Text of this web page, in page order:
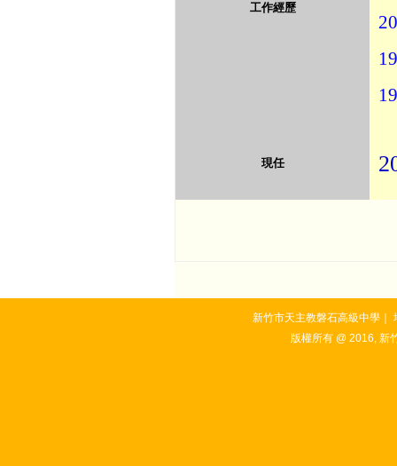
工作經歷
現任
新竹市天主教磐石高級中學｜
版權所有 @ 2016, 新